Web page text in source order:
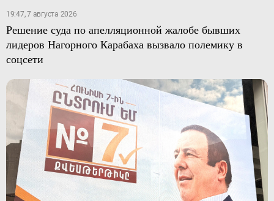
19:47, 7 августа 2026
Решение суда по апелляционной жалобе бывших
лидеров Нагорного Карабаха вызвало полемику в
соцсети